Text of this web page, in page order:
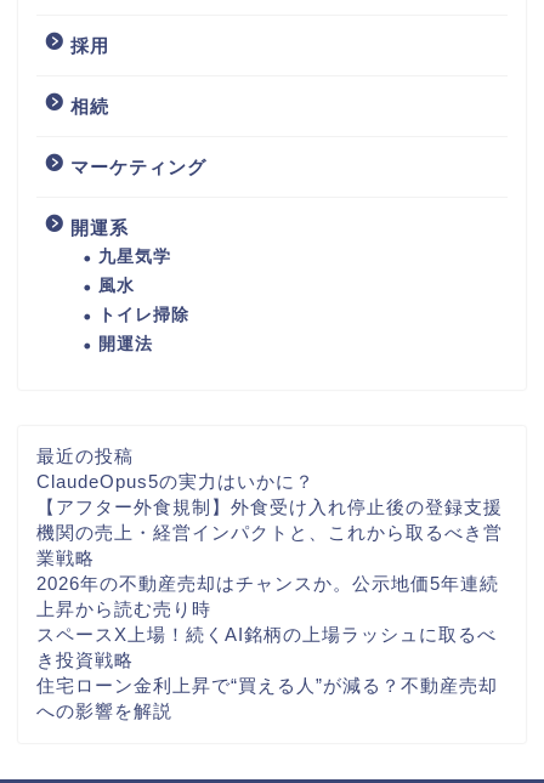
採用
相続
マーケティング
開運系
九星気学
風水
トイレ掃除
開運法
最近の投稿
ClaudeOpus5の実力はいかに？
【アフター外食規制】外食受け入れ停止後の登録支援
機関の売上・経営インパクトと、これから取るべき営
業戦略
2026年の不動産売却はチャンスか。公示地価5年連続
上昇から読む売り時
スペースX上場！続くAI銘柄の上場ラッシュに取るべ
き投資戦略
住宅ローン金利上昇で“買える人”が減る？不動産売却
への影響を解説